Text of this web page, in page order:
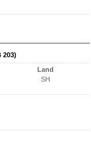
203)
Land
SH